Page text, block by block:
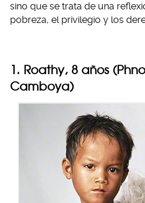
sino que se trata de una
pobreza, el privilegio y los
1. Roathy, 8 años
Camboya)